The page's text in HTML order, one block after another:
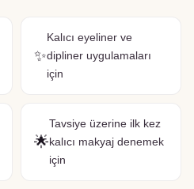
✨
Kalıcı eyeliner ve
dipliner uygulamaları
için
🌟
Tavsiye üzerine ilk kez
kalıcı makyaj denemek
için